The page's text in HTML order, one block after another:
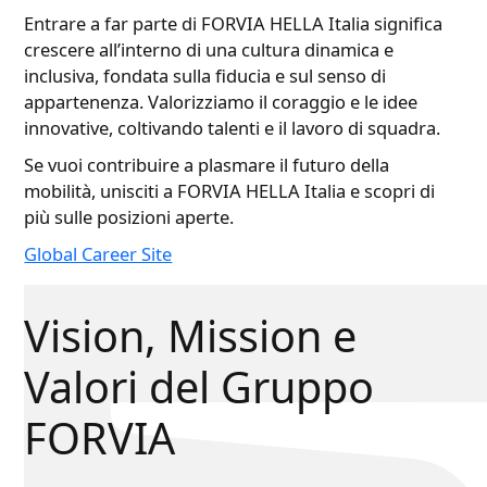
Entrare a far parte di FORVIA HELLA Italia significa
crescere all’interno di una cultura dinamica e
inclusiva, fondata sulla fiducia e sul senso di
appartenenza. Valorizziamo il coraggio e le idee
innovative, coltivando talenti e il lavoro di squadra.​ ​
Se vuoi contribuire a plasmare il futuro della
mobilità, unisciti a FORVIA HELLA Italia e scopri di
più sulle posizioni aperte.​
Global Career Site​
Vision, Mission e
Valori del Gruppo
FORVIA